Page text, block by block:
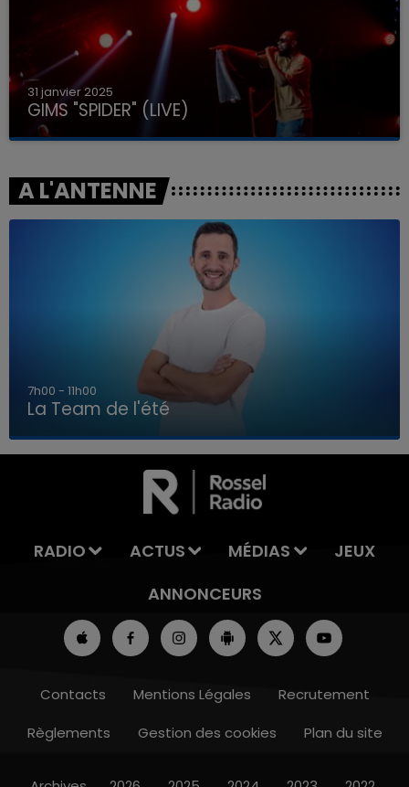
LA TEAM DE L'ÉTÉ
31 janvier 2025
GIMS "SPIDER" (LIVE)
A L'ANTENNE
7h00 - 11h00
La Team de l'été
RADIO ACTUS MÉDIAS
JEUX
ANNONCEURS
Contacts Mentions Légales
Recrutement
Règlements
Gestion des cookies Plan du site